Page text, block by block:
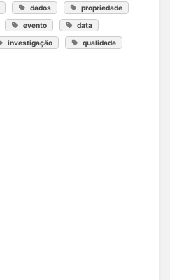
dados propriedade
evento data
investigação qualidade